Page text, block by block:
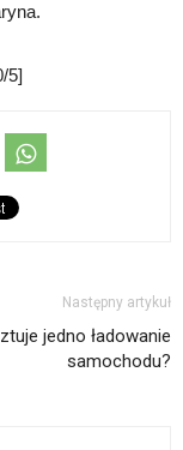
5]
Następny artykuł
jedno ładowanie
samochodu?